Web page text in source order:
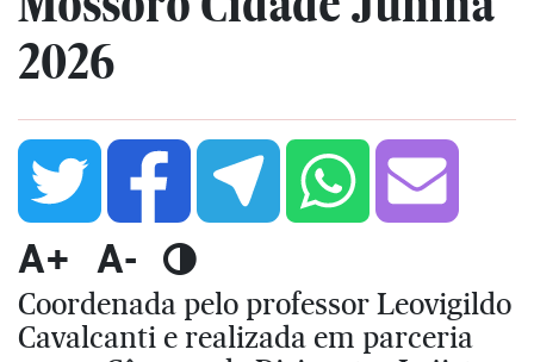
2026
A+ A-
Coordenada pelo professor Leovigildo
Cavalcanti e realizada em parceria